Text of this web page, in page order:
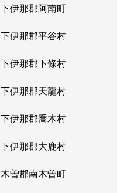
下伊那郡阿南町
下伊那郡平谷村
下伊那郡下條村
下伊那郡天龍村
下伊那郡喬木村
下伊那郡大鹿村
木曽郡南木曽町